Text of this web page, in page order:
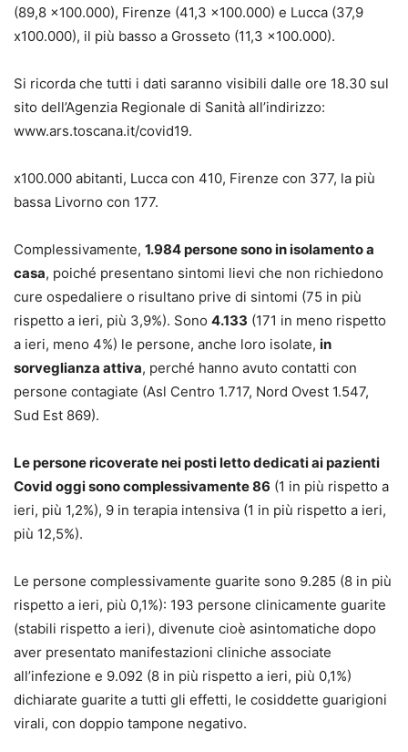
(89,8 x100.000), Firenze (41,3 x100.000) e Lucca (37,9
x100.000), il più basso a Grosseto (11,3 x100.000).
Si ricorda che tutti i dati saranno visibili dalle ore 18.30 sul
sito dell’Agenzia Regionale di Sanità all’indirizzo:
www.ars.toscana.it/covid19.
x100.000 abitanti, Lucca con 410, Firenze con 377, la più
bassa Livorno con 177.
Complessivamente, 1.984 persone sono in isolamento a
casa, poiché presentano sintomi lievi che non richiedono
cure ospedaliere o risultano prive di sintomi (75 in più
rispetto a ieri, più 3,9%). Sono 4.133 (171 in meno rispetto
a ieri, meno 4%) le persone, anche loro isolate, in
sorveglianza attiva, perché hanno avuto contatti con
persone contagiate (Asl Centro 1.717, Nord Ovest 1.547,
Sud Est 869).
Le persone ricoverate nei posti letto dedicati ai pazienti
Covid oggi sono complessivamente 86 (1 in più rispetto a
ieri, più 1,2%), 9 in terapia intensiva (1 in più rispetto a ieri,
più 12,5%).
Le persone complessivamente guarite sono 9.285 (8 in più
rispetto a ieri, più 0,1%): 193 persone clinicamente guarite
(stabili rispetto a ieri), divenute cioè asintomatiche dopo
aver presentato manifestazioni cliniche associate
all’infezione e 9.092 (8 in più rispetto a ieri, più 0,1%)
dichiarate guarite a tutti gli effetti, le cosiddette guarigioni
virali, con doppio tampone negativo.